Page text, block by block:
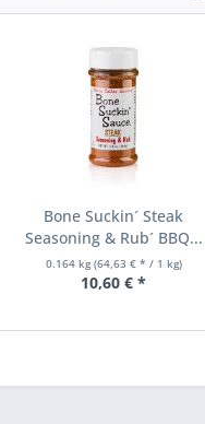
Bone Suckin´ Steak
Seasoning & Rub´ BBQ...
0.164 kg(64,63 € * / 1 kg)
10,60 € *